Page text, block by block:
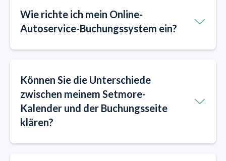
​​Wie richte ich mein Online-
Autoservice-Buchungssystem ein?
Können Sie die Unterschiede
zwischen meinem Setmore-
Kalender und der Buchungsseite
klären?